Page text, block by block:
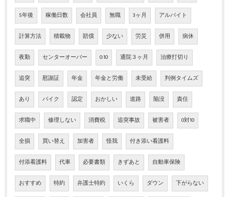
5年後 稼働日数 会社員 無職 3ヶ月 アルバイト
計算方法 積載物 賠償 少ない 労災 併用 病休
夜勤 センターオーバー 0:10 通院３ヶ月 治療打切り
追突 慰謝証 年金 年金と労働 未受給 判例タイムズ
あり バイク 認定 おかしい 道路 陥没 責任
求職中 修理しない 消費税 追突事故 被害者 0対10
全損 買い替え 加害者 怪我 付き添い看護料
付添看護料 代車 必要書類 きずあと 自動車保険
おすすめ 特約 弁護士特約 いくら ダウン 下がらない